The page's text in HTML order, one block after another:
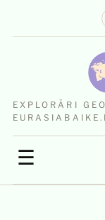
EXPLORĂRI
☰